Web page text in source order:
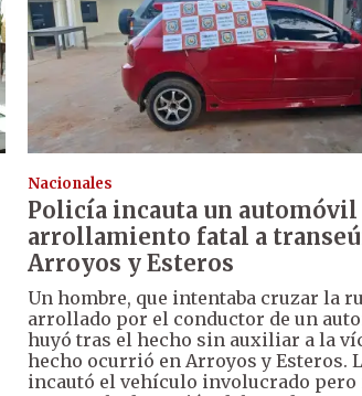
Nacionales
Policía incauta un automóvil
arrollamiento fatal a
Arroyos y Esteros
Un hombre, que intentaba cruzar la
arrollado por el conductor de un
huyó tras el hecho sin auxiliar a la
hecho ocurrió en Arroyos y Esteros.
incautó el vehículo involucrado pero